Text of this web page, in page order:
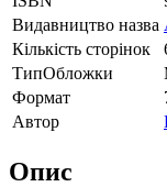
Видавництво назва
Кількість сторінок
ТипОбложки
Формат
Автор
Опис